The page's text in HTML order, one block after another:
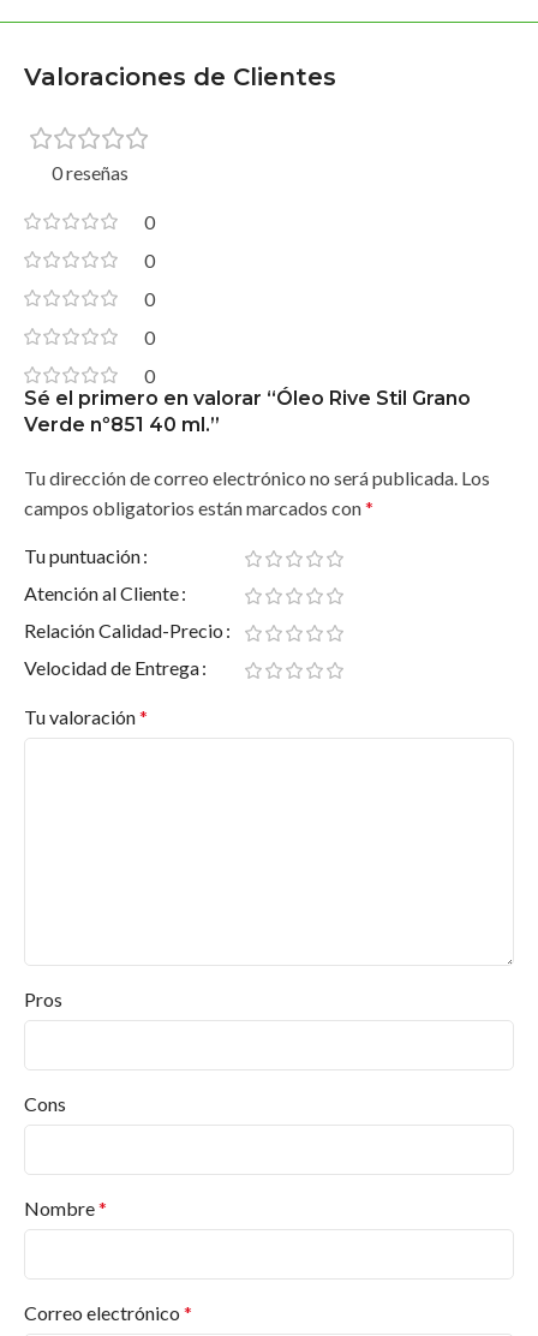
Valoraciones de Clientes
0 reseñas
0
0
0
0
0
Sé el primero en valorar “Óleo Rive Stil Grano
Verde nº851 40 ml.”
Tu dirección de correo electrónico no será publicada. Los
campos obligatorios están marcados con*
Tu puntuación
Atención al Cliente
Relación Calidad-Precio
Velocidad de Entrega
Tu valoración*
Pros
Cons
Nombre*
Correo electrónico *